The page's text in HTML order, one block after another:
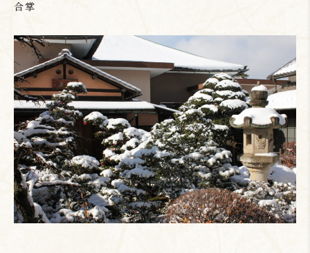
合掌